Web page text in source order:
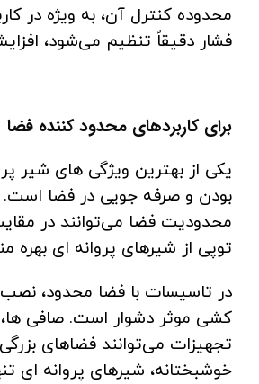
محدوده کنترل آن، به ویژه در
فشار دقیقاً تنظیم می‌شود،
برای کاربردهای محدود کننده فضا
یکی از بهترین ویژگی های شیر
بودن و صرفه جویی در فضا
محدودیت فضا می‌توانند در
توپی از شیرهای پروانه ای بهره
در تاسیسات با فضا محدود،
کشی موثر دشوار است. صافی ها،
تجهیزات می‌توانند فضاهای
خوشبختانه، شیرهای پروانه ای